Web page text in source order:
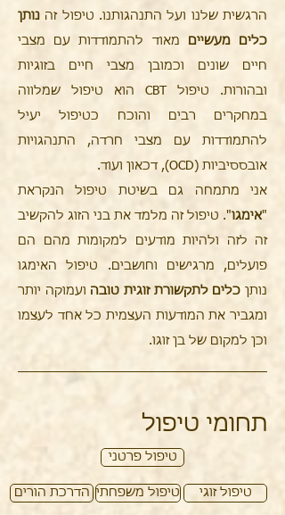
הרגשית שלנו ועל התנהגותנו. טיפול זה נותן
כלים מעשיים
מאוד להתמודדות עם מצבי
חיים שונים וכמובן מצבי חיים בזוגיות
ובהורות. טיפול CBT הוא טיפול שמלווה
במחקרים רבים והוכח כטיפול יעיל
להתמודדות עם מצבי חרדה, התנהגויות
אובססיביות (OCD), דכאון ועוד.
אני מתמחה גם בשיטת טיפול הנקראת
"אימגו". טיפול זה מלמד את בני הזוג להקשיב
זה לזה ולהיות מודעים למקומות מהם הם
פועלים, מרגישים וחושבים. טיפול האימגו
נותן כלים לתקשורת זוגית טובה ועמוקה יותר
ומגביר את המודעות העצמית כל אחד לעצמו
וכן למקום של בן זוגו.
תחומי טיפול
טיפול פרטני
הדרכת הורים טיפול משפחתי טיפול זוגי